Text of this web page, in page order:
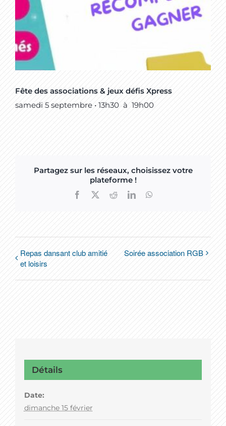
Fête des associations & jeux défis Xpress
samedi 5 septembre • 13h30 à 19h00
Partagez sur les réseaux, choisissez votre
plateforme !
Facebook RedditLinkedIn
Repas dansant club amitié
et loisirs
Soirée association RGB
Détails
Date:
dimanche 15 février